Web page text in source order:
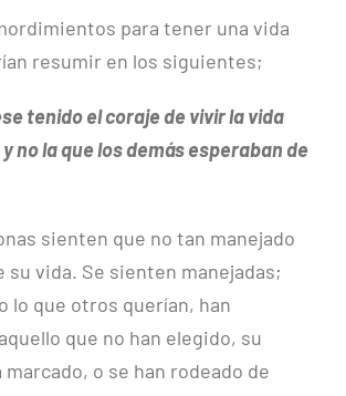
para tener una vida
resumir en los siguientes;
tenido el coraje de vivir la vida
no la que los demás esperaban de
sienten que no tan manejado
su vida. Se sienten manejadas;
lo que otros querían, han
que no han elegido, su
marcado, o se han rodeado de